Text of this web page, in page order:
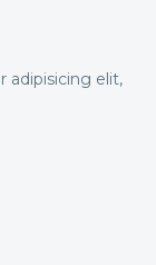
adipisicing elit,